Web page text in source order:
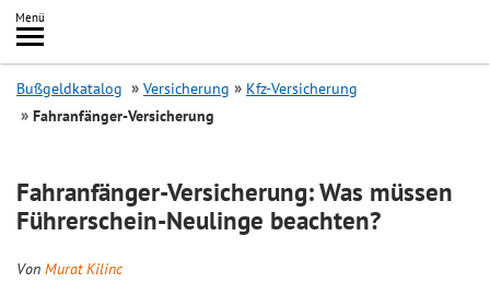
Inhalt
springen
Menü
Search
Bußgeldkatalog Versicherung
Kfz-Versicherung
Fahranfänger-Versicherung
Fahranfänger-Versicherung: Was müssen
Führerschein-Neulinge beachten?
Von Murat Kilinc